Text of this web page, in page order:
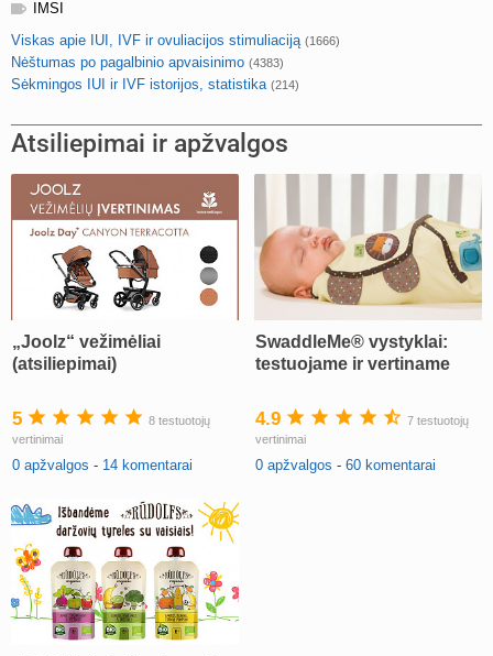
IMSI
Viskas apie IUI, IVF ir ovuliacijos stimuliaciją (1666)
Nėštumas po pagalbinio apvaisinimo (4383)
Sėkmingos IUI ir IVF istorijos, statistika (214)
Atsiliepimai ir apžvalgos
„Joolz“ vežimėliai
(atsiliepimai)
5
8 testuotojų
vertinimai
0 apžvalgos - 14 komentarai
SwaddleMe® vystyklai:
testuojame ir vertiname
4.9
7 testuotojų
vertinimai
0 apžvalgos - 60 komentarai